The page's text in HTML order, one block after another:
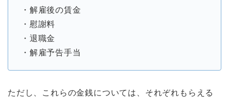
・解雇後の賃金
・慰謝料
・退職金
・解雇予告手当
ただし、これらの金銭については、それぞれもらえる